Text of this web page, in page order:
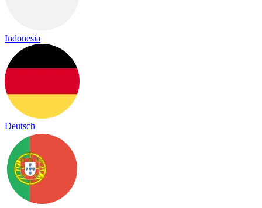
Indonesia
Deutsch